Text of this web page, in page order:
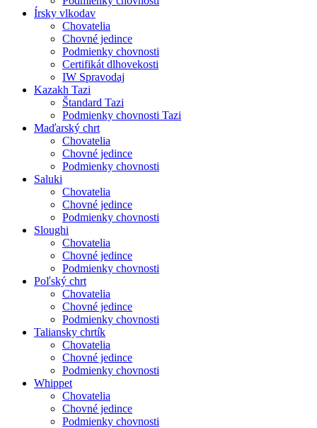
Írsky vlkodav
Chovatelia
Chovné jedince
Podmienky chovnosti
Certifikát dlhovekosti
IW Spravodaj
Kazakh Tazi
Štandard Tazi
Podmienky chovnosti Tazi
Maďarský chrt
Chovatelia
Chovné jedince
Podmienky chovnosti
Saluki
Chovatelia
Chovné jedince
Podmienky chovnosti
Sloughi
Chovatelia
Chovné jedince
Podmienky chovnosti
Poľský chrt
Chovatelia
Chovné jedince
Podmienky chovnosti
Taliansky chrtík
Chovatelia
Chovné jedince
Podmienky chovnosti
Whippet
Chovatelia
Chovné jedince
Podmienky chovnosti